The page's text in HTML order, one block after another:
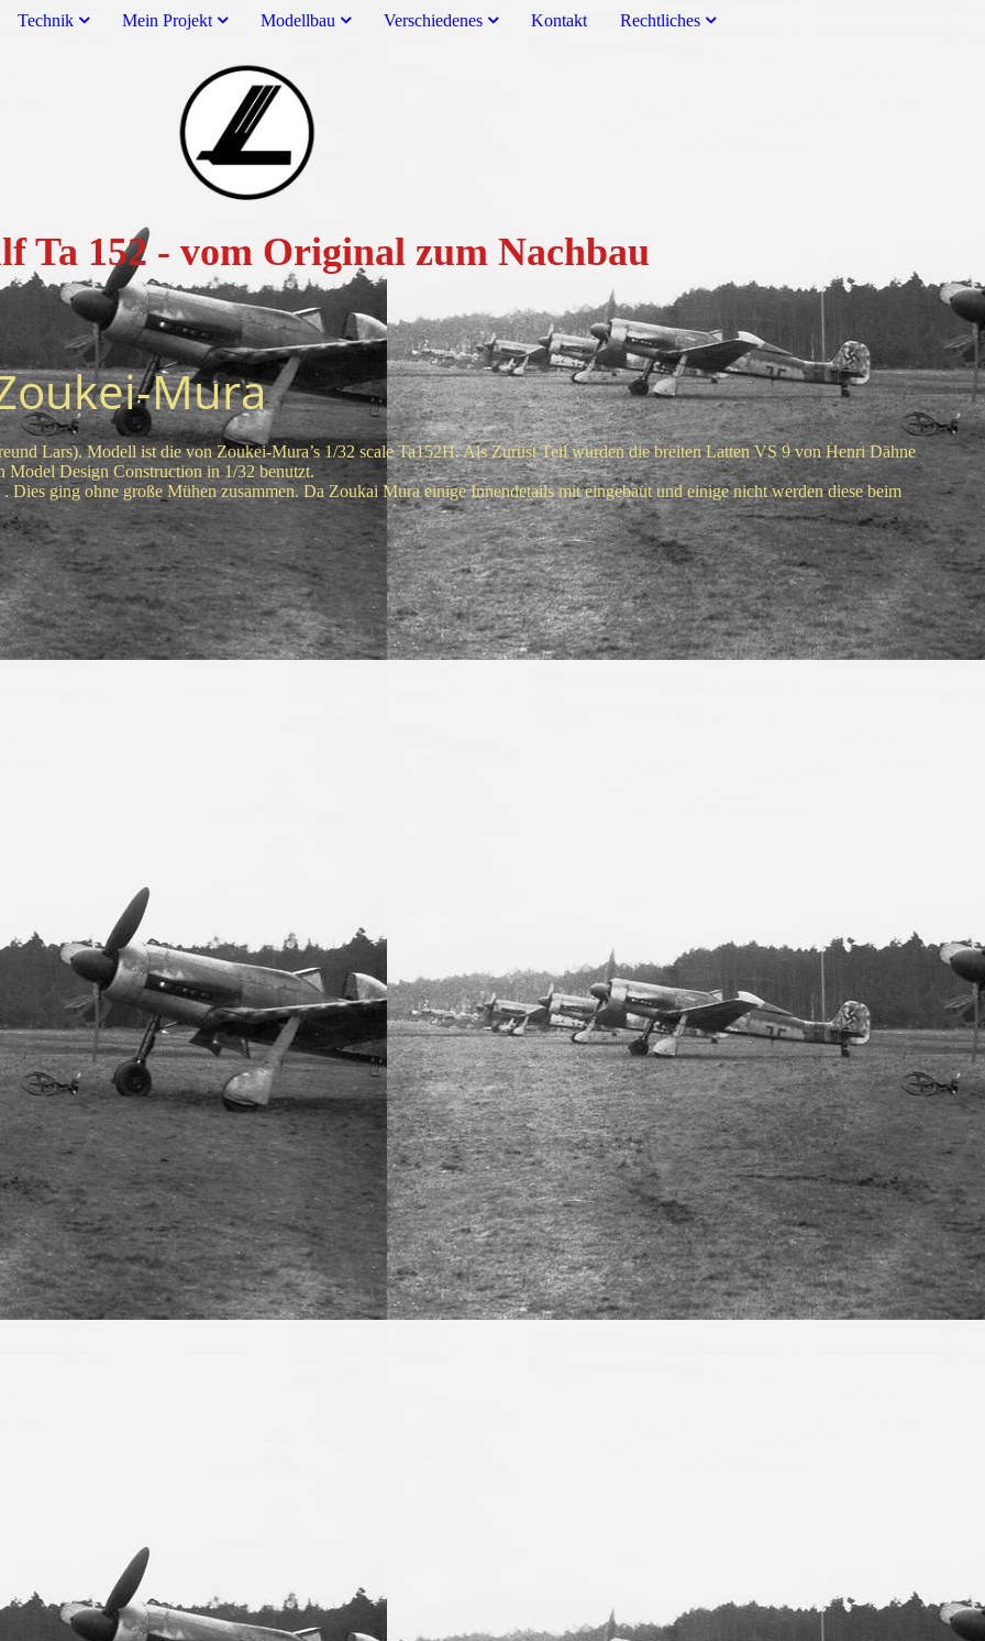
Technik Mein Projekt Modellbau Verschiedenes Kontakt Rechtliches
Ta 152 - vom Original zum Nachbau
Mura
Lars). Modell ist die von Zoukei-Mura’s 1/32 scale Ta152H. Als Zurüst Teil wurden die breiten Latten VS 9 von Henri Dähne
Model Design Construction in 1/32 benutzt.
ging ohne große Mühen zusammen. Da Zoukai Mura einige Innendetails mit eingebaut und einige nicht werden diese beim